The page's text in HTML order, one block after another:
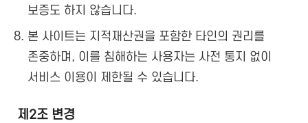
보증도 하지 않습니다.
본 사이트는 지적재산권을 포함한 타인의 권리를
존중하며, 이를 침해하는 사용자는 사전 통지 없이
서비스 이용이 제한될 수 있습니다.
제2조 변경